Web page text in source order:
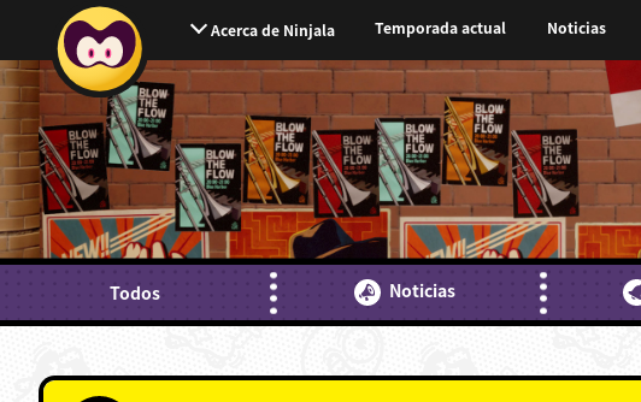
Acerca de Ninjala Temporada actual Noticias
Todos Noticias